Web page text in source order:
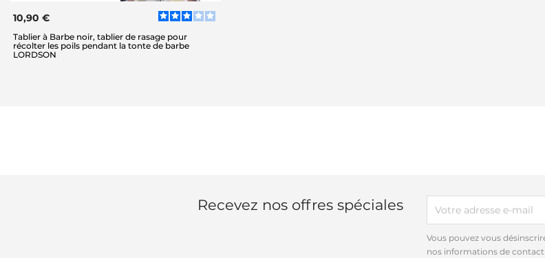
10,90 €
Tablier à Barbe noir, tablier de rasage pour
récolter les poils pendant la tonte de barbe
LORDSON
Recevez nos offres spéciales
Vous pouvez vous
nos informations de